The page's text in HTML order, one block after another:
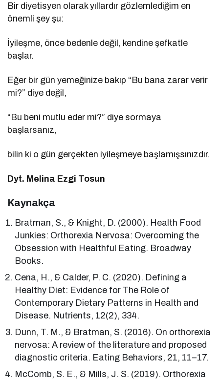
Bir diyetisyen olarak yıllardır gözlemlediğim en
önemli şey şu:
İyileşme, önce bedenle değil, kendine şefkatle
başlar.
Eğer bir gün yemeğinize bakıp “Bu bana zarar verir
mi?” diye değil,
“Bu beni mutlu eder mi?” diye sormaya
başlarsanız,
bilin ki o gün gerçekten iyileşmeye başlamışsınızdır.
Dyt. Melina Ezgi Tosun
Kaynakça
Bratman, S., & Knight, D. (2000). Health Food
Junkies: Orthorexia Nervosa: Overcoming the
Obsession with Healthful Eating. Broadway
Books.
Cena, H., & Calder, P. C. (2020). Defining a
Healthy Diet: Evidence for The Role of
Contemporary Dietary Patterns in Health and
Disease. Nutrients, 12(2), 334.
Dunn, T. M., & Bratman, S. (2016). On orthorexia
nervosa: A review of the literature and proposed
diagnostic criteria. Eating Behaviors, 21, 11–17.
McComb, S. E., & Mills, J. S. (2019). Orthorexia